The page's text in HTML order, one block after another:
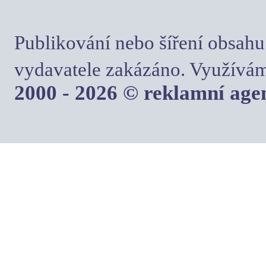
Publikování nebo šíření
vydavatele zakázáno.
2000 - 2026 © reklamní